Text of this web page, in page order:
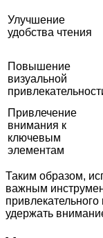
Улучшение
удобства чтения
Повышение
визуальной
Привлечение
внимания к
ключевым
элементам
Таким образом,
важным
удержать